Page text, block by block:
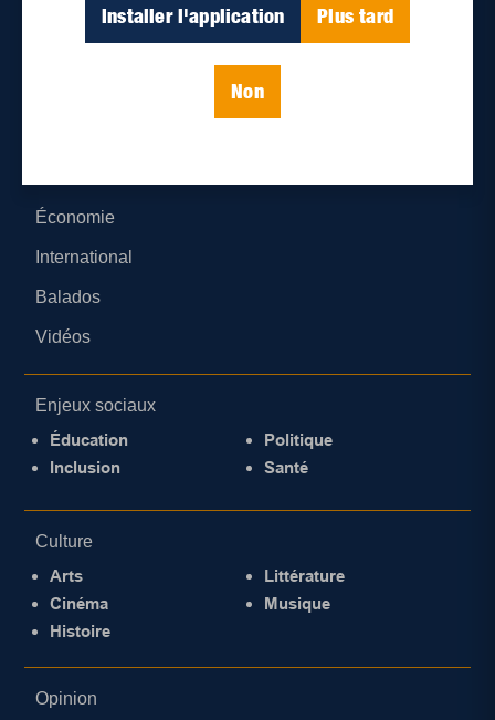
Installer l'application Plus tard
Non
Économie
International
Balados
Vidéos
Enjeux sociaux
Éducation
Inclusion
Politique
Santé
Culture
Arts
Cinéma
Histoire
Littérature
Musique
Opinion